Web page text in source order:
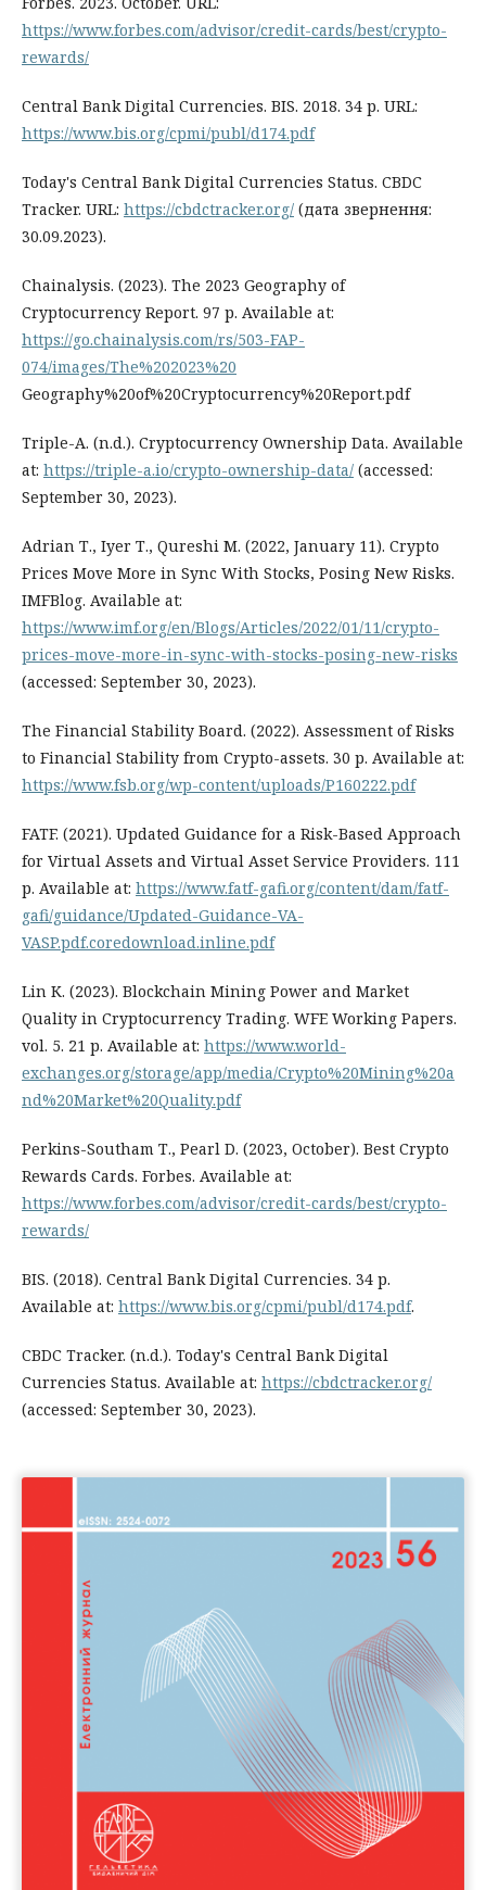
https://www.forbes.com/advisor/credit-cards/best/crypto-
rewards/
Central Bank Digital Currencies. BIS. 2018. 34 р. URL:
https://www.bis.org/cpmi/publ/d174.pdf
Today's Central Bank Digital Currencies Status. CBDC
Tracker. URL: https://cbdctracker.org/ (дата звернення:
30.09.2023).
Chainalysis. (2023). The 2023 Geography of
Cryptocurrency Report. 97 р. Available at:
https://go.chainalysis.com/rs/503-FAP-
074/images/The%202023%20
Geography%20of%20Cryptocurrency%20Report.pdf
Triple-A. (n.d.). Cryptocurrency Ownership Data. Available
at: https://triple-a.io/crypto-ownership-data/ (accessed:
September 30, 2023).
Adrian Т., Iyer Т., Qureshi М. (2022, January 11). Crypto
Prices Move More in Sync With Stocks, Posing New Risks.
IMFBlog. Available at:
https://www.imf.org/en/Blogs/Articles/2022/01/11/crypto-
prices-move-more-in-sync-with-stocks-posing-new-risks
(accessed: September 30, 2023).
The Financial Stability Board. (2022). Assessment of Risks
to Financial Stability from Crypto-assets. 30 р. Available at:
https://www.fsb.org/wp-content/uploads/P160222.pdf
FATF. (2021). Updated Guidance for a Risk-Based Approach
for Virtual Assets and Virtual Asset Service Providers. 111
р. Available at: https://www.fatf-gafi.org/content/dam/fatf-
gafi/guidance/Updated-Guidance-VA-
VASP.pdf.coredownload.inline.pdf
Lin К. (2023). Blockchain Mining Power and Market
Quality in Cryptocurrency Trading. WFE Working Papers.
vol. 5. 21 р. Available at: https://www.world-
exchanges.org/storage/app/media/Crypto%20Mining%20a
nd%20Market%20Quality.pdf
Perkins-Southam Т., Pearl D. (2023, October). Best Crypto
Rewards Cards. Forbes. Available at:
https://www.forbes.com/advisor/credit-cards/best/crypto-
rewards/
BIS. (2018). Central Bank Digital Currencies. 34 р.
Available at: https://www.bis.org/cpmi/publ/d174.pdf.
CBDC Tracker. (n.d.). Today's Central Bank Digital
Currencies Status. Available at: https://cbdctracker.org/
(accessed: September 30, 2023).